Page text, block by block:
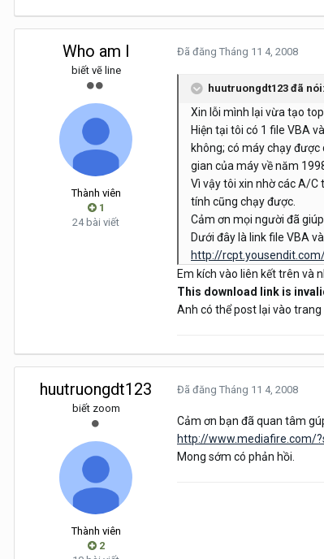
Who am I
biết vẽ line
Thành viên
1
24 bài viết
Đã đăng Tháng 11 4, 2008
huutruongdt123 đã nói:
Xin lỗi mình lại vừa tạo
Hiện tại tôi có 1 file VBA
không; có máy chạy
gian của máy về năm
Vì vậy tôi xin nhờ các A/C
tính cũng chạy được.
Cảm ơn mọi người đã giúp
Dưới đây là link file VBA
http://
Em kích vào liên kết trên và
This download link is
Anh có thể post lại vào
huutruongdt123
biết zoom
Thành viên
2
Đã đăng Tháng 11 4, 2008
Cảm ơn bạn đã quan tâm
http://www.mediafire.com/
Mong sớm có phản hồi.